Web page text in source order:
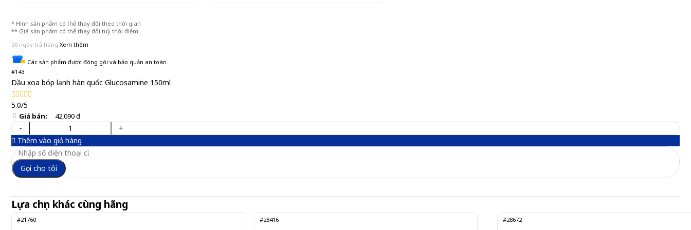
* Hình sản phẩm có thể thay đổi theo thời gian
** Giá sản phẩm có thể thay đổi tuỳ thời điểm
30 ngày trả hàng Xem thêm
Các sản phẩm được đóng gói và bảo quản an toàn.
#143
Dầu xoa bóp lạnh hàn quốc Glucosamine 150ml
5.0/5
Giá bán: 42,090 đ
-
+
Thêm vào giỏ hàng
Gọi cho tôi
Lựa chọn khác cùng hãng
#21760 #28416 #28672